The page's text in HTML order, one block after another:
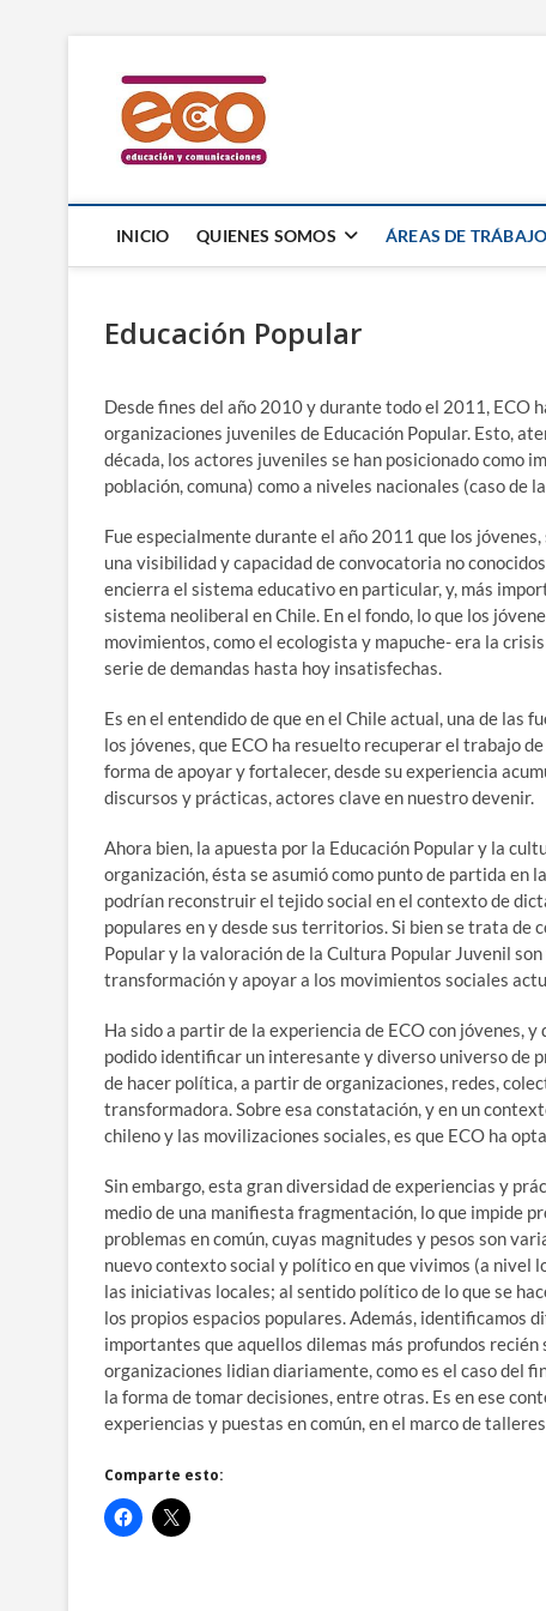
contenido
INICIO QUIENES SOMOS ÁREAS DE TRÁBAJO
Educación Popular
Desde fines del año 2010 y durante todo el 2011, ECO
organizaciones juveniles de Educación Popular. Esto,
década, los actores juveniles se han posicionado
población, comuna) como a niveles nacionales (caso de
Fue especialmente durante el año 2011 que los
una visibilidad y capacidad de convocatoria no
encierra el sistema educativo en particular, y, más
sistema neoliberal en Chile. En el fondo, lo que los
movimientos, como el ecologista y mapuche- era la
serie de demandas hasta hoy insatisfechas.
Es en el entendido de que en el Chile actual, una de
los jóvenes, que ECO ha resuelto recuperar el trabajo
forma de apoyar y fortalecer, desde su experiencia
discursos y prácticas, actores clave en nuestro devenir.
Ahora bien, la apuesta por la Educación Popular y la
organización, ésta se asumió como punto de partida en
podrían reconstruir el tejido social en el contexto de
populares en y desde sus territorios. Si bien se trata
Popular y la valoración de la Cultura Popular Juvenil
transformación y apoyar a los movimientos sociales
Ha sido a partir de la experiencia de ECO con jóvenes,
podido identificar un interesante y diverso universo de
de hacer política, a partir de organizaciones, redes,
transformadora. Sobre esa constatación, y en un
chileno y las movilizaciones sociales, es que ECO ha
Sin embargo, esta gran diversidad de experiencias y
medio de una manifiesta fragmentación, lo que impide
problemas en común, cuyas magnitudes y pesos son
nuevo contexto social y político en que vivimos (a nivel
las iniciativas locales; al sentido político de lo que se
los propios espacios populares. Además, identificamos
importantes que aquellos dilemas más profundos recién
organizaciones lidian diariamente, como es el caso del
la forma de tomar decisiones, entre otras. Es en ese
experiencias y puestas en común, en el marco de
Comparte esto: